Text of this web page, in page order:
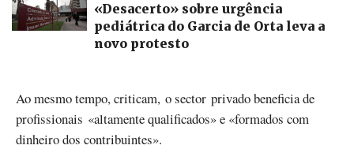
«Desacerto» sobre urgência
pediátrica do Garcia de Orta leva a
novo protesto
Ao mesmo tempo, criticam, o sector privado beneficia de
profissionais «altamente qualificados» e «formados com
dinheiro dos contribuintes».